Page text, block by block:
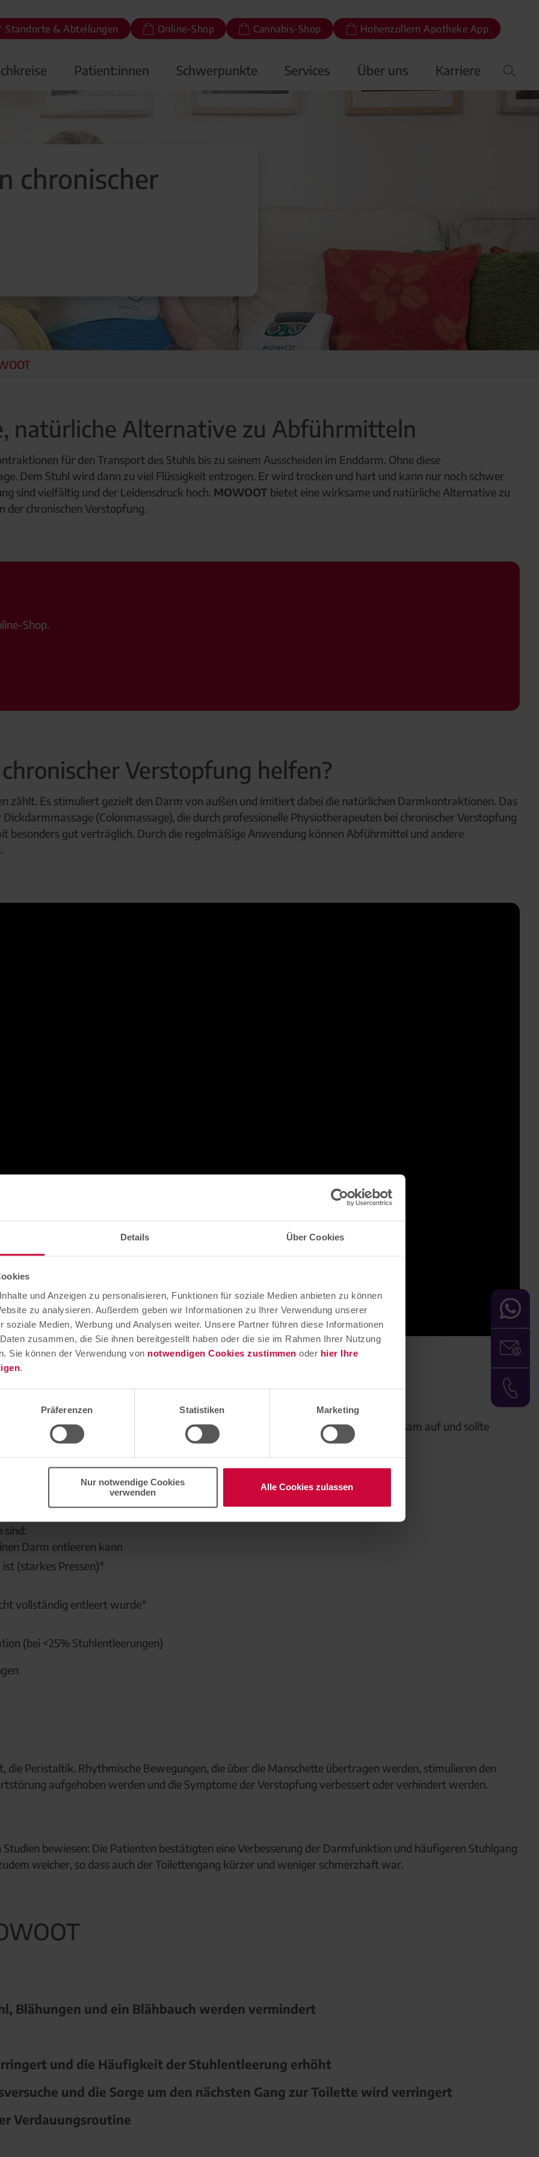
Details Über Cookies
und Anzeigen zu personalisieren, Funktionen für soziale Medien anbieten zu können
zu analysieren. Außerdem geben wir Informationen zu Ihrer Verwendung unserer
soziale Medien, Werbung und Analysen weiter. Unsere Partner führen diese Informationen
zusammen, die Sie ihnen bereitgestellt haben oder die sie im Rahmen Ihrer Nutzung
Sie können der Verwendung von notwendigen Cookies zustimmen oder hier Ihre
.
Präferenzen Statistiken Marketing
Nur notwendige Cookies
verwenden
Alle Cookies zulassen
Standorte & Abteilungen Online-Shop Cannabis-Shop Hohenzollern Apotheke App
Patient:innen Schwerpunkte Services Über uns Karriere
chronischer
natürliche Alternative zu Abführmitteln
für den Transport des Stuhls bis zu seinem Ausscheiden im Enddarm. Ohne diese
Dem Stuhl wird dann zu viel Flüssigkeit entzogen. Er wird trocken und hart und kann nur noch schwer
sind vielfältig und der Leidensdruck hoch. MOWOOT bietet eine wirksame und natürliche Alternative zu
der chronischen Verstopfung.
Shop.
Verstopfung helfen?
zählt. Es stimuliert gezielt den Darm von außen und imitiert dabei die natürlichen Darmkontraktionen. Das
(Colonmassage), die durch professionelle Physiotherapeuten bei chronischer Verstopfung
besonders gut verträglich. Durch die regelmäßige Anwendung können Abführmittel und andere
eine chronische Verstopfung?
mühelos behandelt werden kann, baut sich eine chronische Verstopfung langsam auf und sollte
folgende drei Kriterien seit mindestens drei Monaten bestehen:
sind:
Darm entleeren kann
(starkes Pressen)*
vollständig entleert wurde*
(bei <25% Stuhlentleerungen)
Peristaltik. Rhythmische Bewegungen, die über die Manschette übertragen werden, stimulieren den
aufgehoben werden und die Symptome der Verstopfung verbessert oder verhindert werden.
bewiesen: Die Patienten bestätigten eine Verbesserung der Darmfunktion und häufigeren Stuhlgang
weicher, so dass auch der Toilettengang kürzer und weniger schmerzhaft war.
Blähungen und ein Blähbauch werden vermindert
und die Häufigkeit der Stuhlentleerung erhöht
und die Sorge um den nächsten Gang zur Toilette wird verringert
Verdauungsroutine